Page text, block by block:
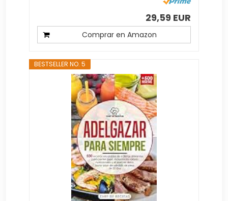
29,59 EUR
Comprar en Amazon
BESTSELLER NO. 5